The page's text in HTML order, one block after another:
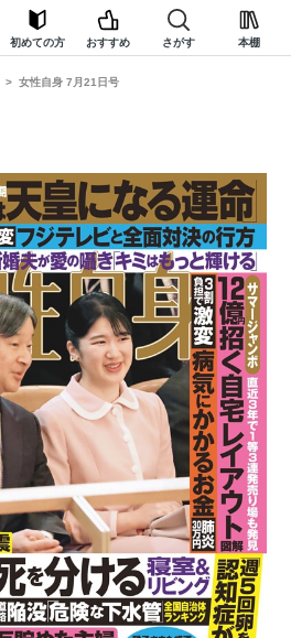
初めての方 おすすめ さがす 本棚
女性自身 7月21日号